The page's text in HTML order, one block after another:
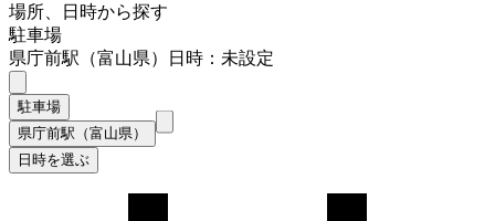
場所、日時から探す
駐車場
県庁前駅（富山県）
日時：未設定
駐車場
県庁前駅（富山県）
日時を選ぶ